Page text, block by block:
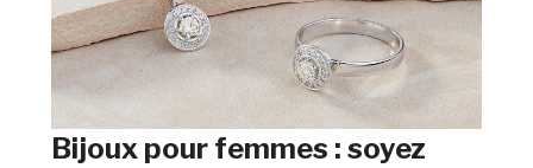
Bijoux pour femmes : soyez